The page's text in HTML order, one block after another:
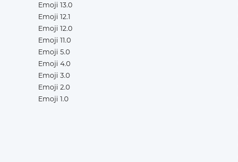
Emoji 13.0
Emoji 12.1
Emoji 12.0
Emoji 11.0
Emoji 5.0
Emoji 4.0
Emoji 3.0
Emoji 2.0
Emoji 1.0